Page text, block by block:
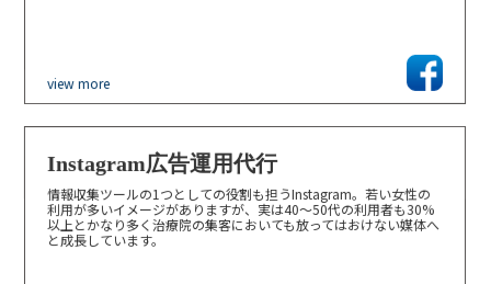
view more
Instagram広告運用代行
情報収集ツールの1つとしての役割も担うInstagram。若い女性の
利用が多いイメージがありますが、実は40〜50代の利用者も30%
以上とかなり多く治療院の集客においても放ってはおけない媒体へ
と成長しています。